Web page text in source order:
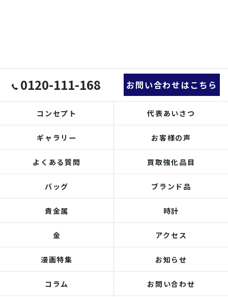
0120-111-168 お問い合わせはこちら
コンセプト 代表あいさつ
ギャラリー お客様の声
よくある質問 買取強化品目
バッグ ブランド品
貴金属 時計
金 アクセス
漫画特集 お知らせ
コラム お問い合わせ